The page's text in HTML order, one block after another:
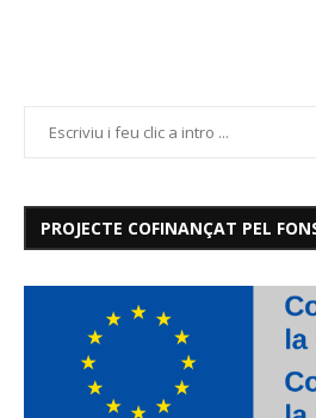
PROJECTE COFINANÇAT PEL